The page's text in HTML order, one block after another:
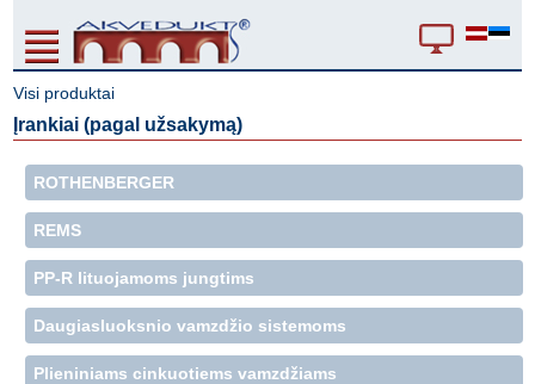
Visi produktai
Įrankiai (pagal užsakymą)
ROTHENBERGER
REMS
PP-R lituojamoms jungtims
Daugiasluoksnio vamzdžio sistemoms
Plieniniams cinkuotiems vamzdžiams